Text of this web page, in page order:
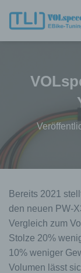
Bereits 2021
den neuen PW-
Vergleich zum
Stolze 20%
10% weniger
Volumen lässt